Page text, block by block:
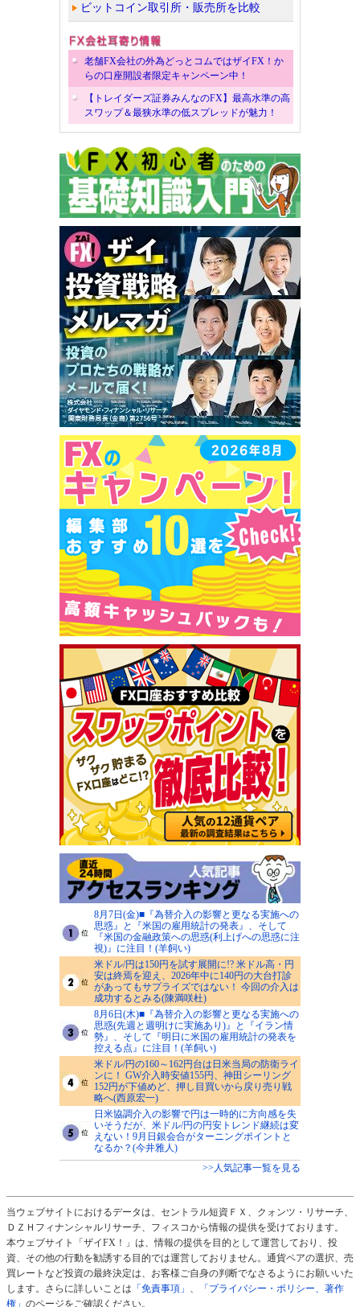
ビットコイン取引所・販売所を比較
老舗FX会社の外為どっとコムではザイFX！か
らの口座開設者限定キャンペーン中！
【トレイダーズ証券みんなのFX】最高水準の高
スワップ＆最狭水準の低スプレッドが魅力！
8月7日(金)■『為替介入の影響と更なる実施への
思惑』と『米国の雇用統計の発表』、そして
『米国の金融政策への思惑(利上げへの思惑に注
視)』に注目！(羊飼い)
米ドル/円は150円を試す展開に!? 米ドル高・円
安は終焉を迎え、2026年中に140円の大台打診
があってもサプライズではない！ 今回の介入は
成功するとみる(陳満咲杜)
8月6日(木)■『為替介入の影響と更なる実施への
思惑(先週と週明けに実施あり)』と『イラン情
勢』、そして『明日に米国の雇用統計の発表を
控える点』に注目！(羊飼い)
米ドル/円の160～162円台は日米当局の防衛ライ
ンに！ GW介入時安値155円、神田シーリング
152円が下値めど、押し目買いから戻り売り戦
略へ(西原宏一)
日米協調介入の影響で円は一時的に方向感を失
いそうだが、米ドル/円の円安トレンド継続は変
えない！9月日銀会合がターニングポイントと
なるか？(今井雅人)
>>人気記事一覧を見る
当ウェブサイトにおけるデータは、セントラル短資ＦＸ、クォンツ・リサーチ、
ＤＺＨフィナンシャルリサーチ、フィスコから情報の提供を受けております。
本ウェブサイト「ザイFX！」は、情報の提供を目的として運営しており、投
資、その他の行動を勧誘する目的では運営しておりません。通貨ペアの選択、売
買レートなど投資の最終決定は、お客様ご自身の判断でなさるようにお願いいた
します。さらに詳しいことは 「免責事項」
「プライバシー・ポリシー、著作
権」 のページをご確認ください。